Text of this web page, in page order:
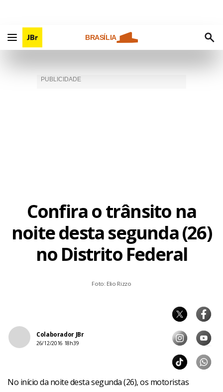
BRASÍLIA
Confira o trânsito na
noite desta segunda (26)
no Distrito Federal
Foto: Elio Rizzo
Colaborador JBr
26/12/2016 18h39
No início da noite desta segunda (26), os motoristas